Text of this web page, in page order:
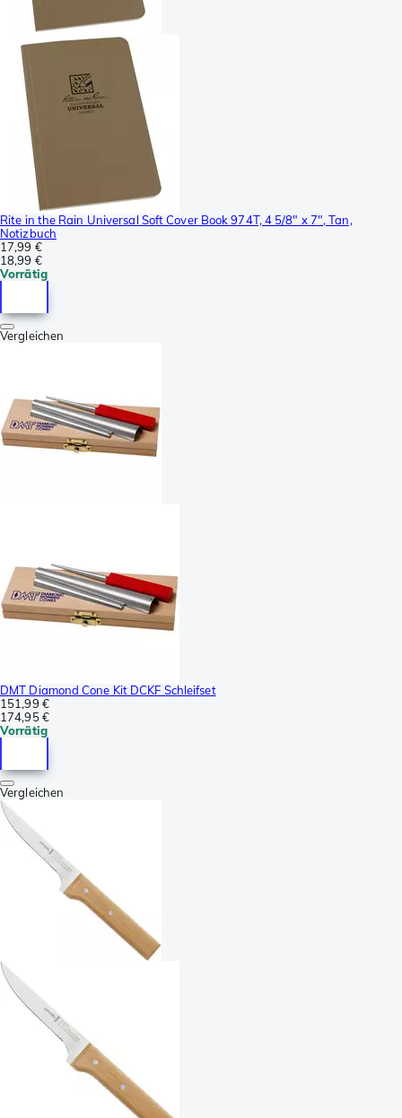
Rite in the Rain Universal Soft Cover Book 974T, 4 5/8" x 7", Tan,
Notizbuch
17,99 €
18,99 €
Vorrätig
Vergleichen
DMT Diamond Cone Kit DCKF Schleifset
151,99 €
174,95 €
Vorrätig
Vergleichen